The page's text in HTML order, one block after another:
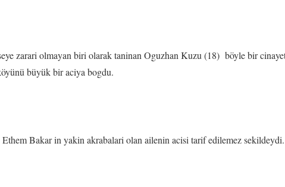
zarari olmayan biri olarak taninan Oguzhan Kuzu (18) böyle bir
büyük bir aciya bogdu.
Bakar in yakin akrabalari olan ailenin acisi tarif edilemez sekildeydi.